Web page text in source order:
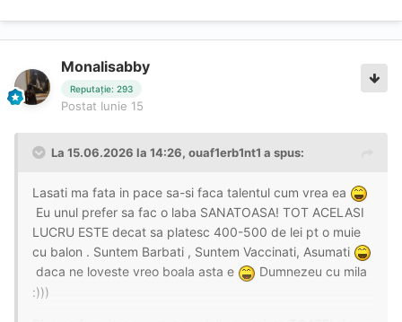
Monalisabby
Reputație: 293
Postat Iunie 15
La 15.06.2026 la 14:26, ouaf1erb1nt1 a spus:
Lasati ma fata in pace sa-si faca talentul cum vrea ea
Eu unul prefer sa fac o laba SANATOASA! TOT ACELASI
LUCRU ESTE decat sa platesc 400-500 de lei pt o muie
cu balon . Suntem Barbati , Suntem Vaccinati, Asumati
daca ne loveste vreo boala asta e
Dumnezeu cu mila
:)))